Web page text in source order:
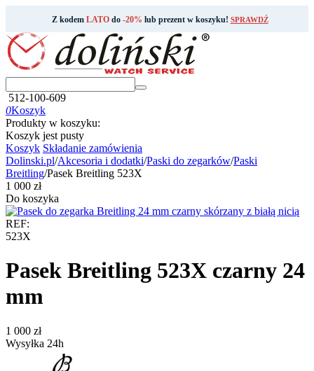
Z kodem LATOdo -20% lub prezent w koszyku! SPRAWDŹ
512-100-609
0Koszyk
Produkty w koszyku:
Koszyk jest pusty
Koszyk Składanie zamówienia
Dolinski.pl/Akcesoria i dodatki/Paski do zegarków/Paski
Breitling/Pasek Breitling 523X
‍1 000‍ zł
Do koszyka
REF:
523X
Pasek Breitling 523X czarny 24
mm
‍1 000‍ zł
Wysyłka 24h